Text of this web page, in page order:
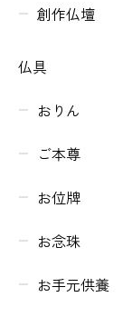
創作仏壇
仏具
おりん
ご本尊
お位牌
お念珠
お手元供養